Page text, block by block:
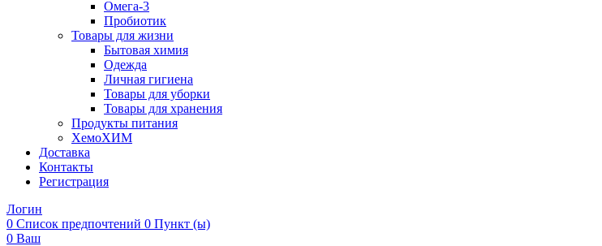
Омега-3
Пробиотик
Товары для жизни
Бытовая химия
Одежда
Личная гигиена
Товары для уборки
Товары для хранения
Продукты питания
ХемоХИМ
Доставка
Контакты
Регистрация
Логин
0 Список предпочтений 0 Пункт (ы)
0 Ваш